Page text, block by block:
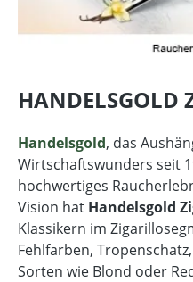
HANDELSGOLD
Handelsgold, das
Wirtschaftswunders seit
hochwertiges
Vision hat Handelsgold
Klassikern im
Fehlfarben,
Sorten wie Blond oder